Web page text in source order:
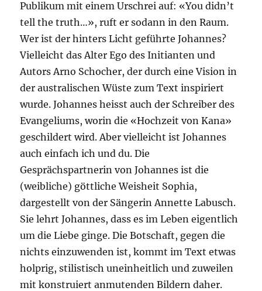
Publikum mit einem Urschrei auf: «You didn’t
tell the truth…», ruft er sodann in den Raum.
Wer ist der hinters Licht geführte Johannes?
Vielleicht das Alter Ego des Initianten und
Autors Arno Schocher, der durch eine Vision in
der australischen Wüste zum Text inspiriert
wurde. Johannes heisst auch der Schreiber des
Evangeliums, worin die «Hochzeit von Kana»
geschildert wird. Aber vielleicht ist Johannes
auch einfach ich und du. Die
Gesprächspartnerin von Johannes ist die
(weibliche) göttliche Weisheit Sophia,
dargestellt von der Sängerin Annette Labusch.
Sie lehrt Johannes, dass es im Leben eigentlich
um die Liebe ginge. Die Botschaft, gegen die
nichts einzuwenden ist, kommt im Text etwas
holprig, stilistisch uneinheitlich und zuweilen
mit konstruiert anmutenden Bildern daher.